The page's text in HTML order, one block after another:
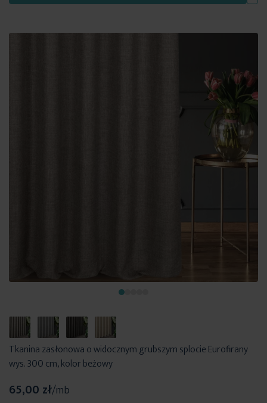
Tkanina zasłonowa o widocznym grubszym splocie Eurofirany
wys. 300 cm, kolor beżowy
65,00 zł/mb